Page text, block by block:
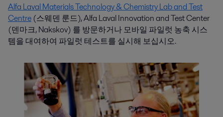
Alfa Laval Materials Technology & Chemistry Lab and Test
Centre (스웨덴 룬드), Alfa Laval Innovation and Test Center
(덴마크, Nakskov) 를 방문하거나 모바일 파일럿 농축 시스
템을 대여하여 파일럿 테스트를 실시해 보십시오.